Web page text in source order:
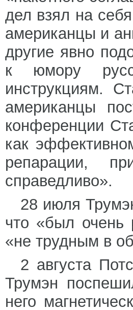
дел взял на
американцы и
другие явно
к юмору
инструкциям.
американцы
конференции
как
репарации,
справедливо».
28 июля
что «был очень
«не трудным в
2 августа
Трумэн
него